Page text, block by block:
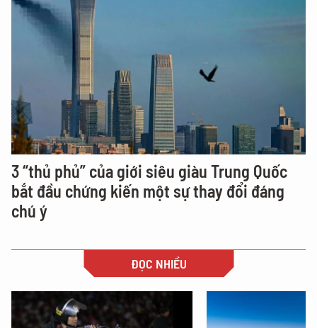
3 “thủ phủ” của giới siêu giàu Trung Quốc
bắt đầu chứng kiến một sự thay đổi đáng
chú ý
ĐỌC NHIỀU